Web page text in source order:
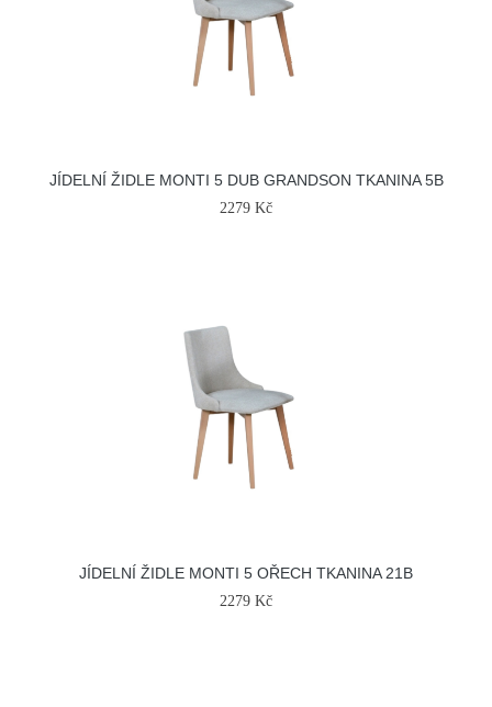
JÍDELNÍ ŽIDLE MONTI 5 DUB GRANDSON TKANINA 5B
2279 Kč
JÍDELNÍ ŽIDLE MONTI 5 OŘECH TKANINA 21B
2279 Kč